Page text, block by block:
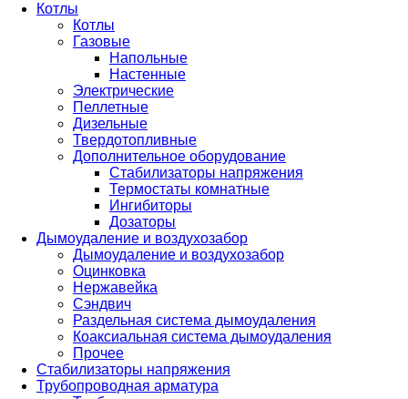
Котлы
Котлы
Газовые
Напольные
Настенные
Электрические
Пеллетные
Дизельные
Твердотопливные
Дополнительное оборудование
Стабилизаторы напряжения
Термостаты комнатные
Ингибиторы
Дозаторы
Дымоудаление и воздухозабор
Дымоудаление и воздухозабор
Оцинковка
Нержавейка
Сэндвич
Раздельная система дымоудаления
Коаксиальная система дымоудаления
Прочее
Стабилизаторы напряжения
Трубопроводная арматура